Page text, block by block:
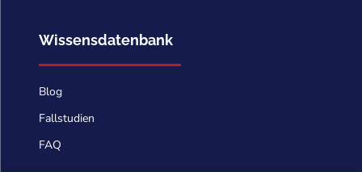
Wissensdatenbank
Blog
Fallstudien
FAQ